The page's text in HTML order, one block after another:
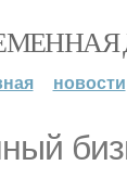
новости